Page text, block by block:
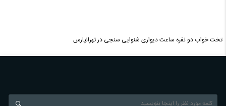
تخت خواب دو نفره ساعت دیواری شنوایی سنجی در تهرانپارس